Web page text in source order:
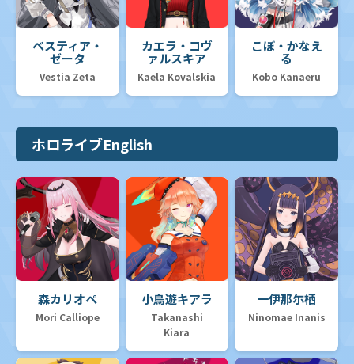
ベスティア・
ゼータ
Vestia Zeta
カエラ・コヴ
ァルスキア
Kaela Kovalskia
こぼ・かなえ
る
Kobo Kanaeru
ホロライブEnglish
森カリオペ
Mori Calliope
小鳥遊キアラ
Takanashi
Kiara
一伊那尓栖
Ninomae Inanis